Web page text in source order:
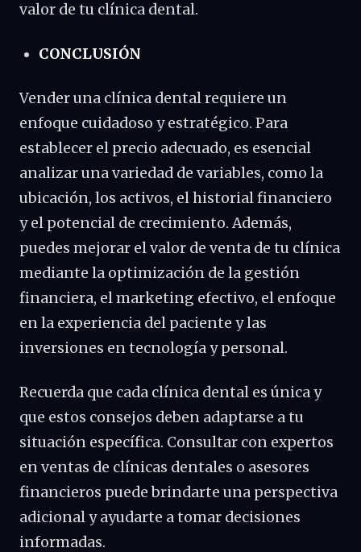
valor de tu clínica dental.
CONCLUSIÓN
Vender una clínica dental requiere un
enfoque cuidadoso y estratégico. Para
establecer el precio adecuado, es esencial
analizar una variedad de variables, como la
ubicación, los activos, el historial financiero
y el potencial de crecimiento. Además,
puedes mejorar el valor de venta de tu clínica
mediante la optimización de la gestión
financiera, el marketing efectivo, el enfoque
en la experiencia del paciente y las
inversiones en tecnología y personal.
Recuerda que cada clínica dental es única y
que estos consejos deben adaptarse a tu
situación específica. Consultar con expertos
en ventas de clínicas dentales o asesores
financieros puede brindarte una perspectiva
adicional y ayudarte a tomar decisiones
informadas.